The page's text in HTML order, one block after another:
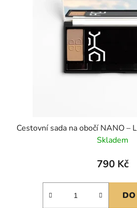
Cestovní sada na obočí NANO –
Skladem
790 Kč